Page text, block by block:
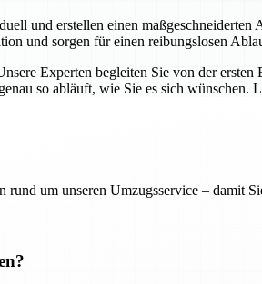
und erstellen einen
und sorgen für einen reibungslosen
Experten begleiten Sie von der
so abläuft, wie Sie es sich
um unseren Umzugsservice – damit